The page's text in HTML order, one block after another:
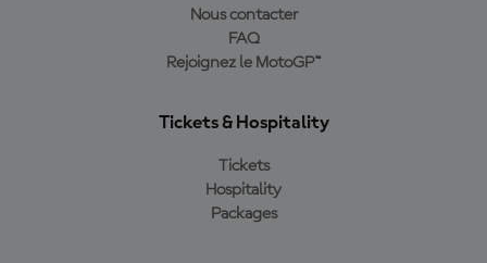
Nous contacter
FAQ
Rejoignez le MotoGP™
Tickets & Hospitality
Tickets
Hospitality
Packages